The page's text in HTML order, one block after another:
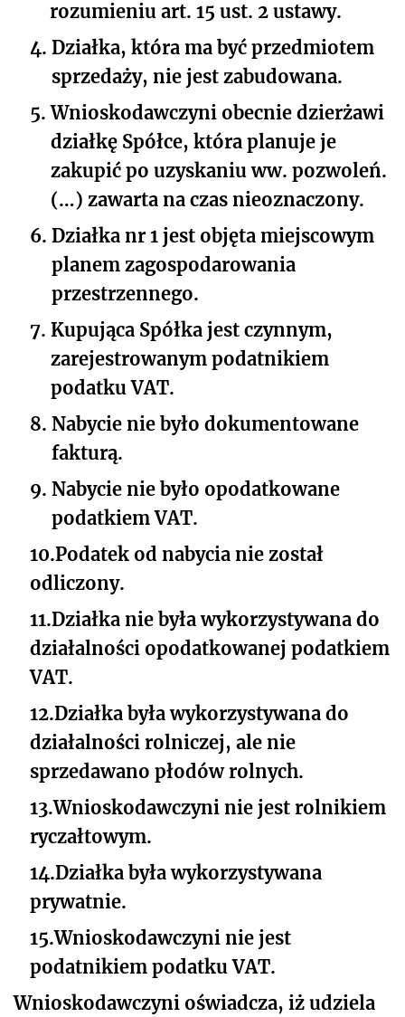
rozumieniu art. 15 ust. 2 ustawy.
4. Działka, która ma być przedmiotem
sprzedaży, nie jest zabudowana.
5. Wnioskodawczyni obecnie dzierżawi
działkę Spółce, która planuje je
zakupić po uzyskaniu ww. pozwoleń.
(…) zawarta na czas nieoznaczony.
6. Działka nr 1 jest objęta miejscowym
planem zagospodarowania
przestrzennego.
7. Kupująca Spółka jest czynnym,
zarejestrowanym podatnikiem
podatku VAT.
8. Nabycie nie było dokumentowane
fakturą.
9. Nabycie nie było opodatkowane
podatkiem VAT.
10.Podatek od nabycia nie został
odliczony.
11.Działka nie była wykorzystywana do
działalności opodatkowanej podatkiem
VAT.
12.Działka była wykorzystywana do
działalności rolniczej, ale nie
sprzedawano płodów rolnych.
13.Wnioskodawczyni nie jest rolnikiem
ryczałtowym.
14.Działka była wykorzystywana
prywatnie.
15.Wnioskodawczyni nie jest
podatnikiem podatku VAT.
Wnioskodawczyni oświadcza, iż udziela